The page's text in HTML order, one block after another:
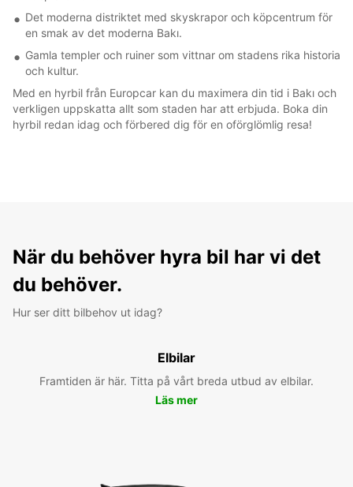
Det moderna distriktet med skyskrapor och köpcentrum för
en smak av det moderna Bakı.
Gamla templer och ruiner som vittnar om stadens rika historia
och kultur.
Med en hyrbil från Europcar kan du maximera din tid i Bakı och
verkligen uppskatta allt som staden har att erbjuda. Boka din
hyrbil redan idag och förbered dig för en oförglömlig resa!
När du behöver hyra bil har vi det
du behöver.
Hur ser ditt bilbehov ut idag?
Elbilar
Framtiden är här. Titta på vårt breda utbud av elbilar.
Läs mer